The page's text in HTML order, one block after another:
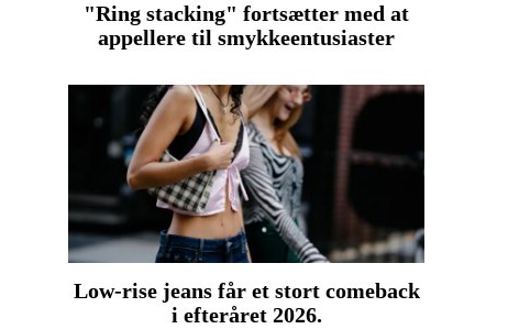
"Ring stacking" fortsætter med at
appellere til smykkeentusiaster
Low-rise jeans får et stort comeback
i efteråret 2026.